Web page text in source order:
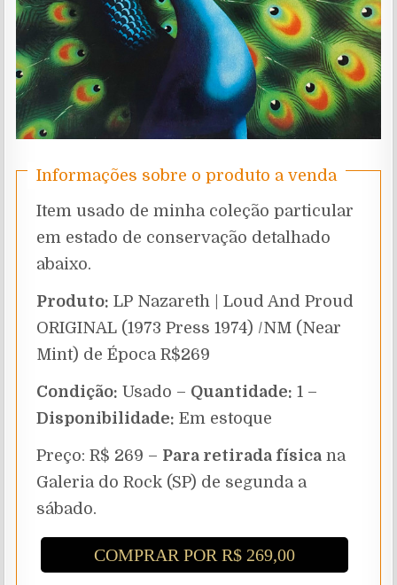
Informações sobre o produto a venda
Item usado de minha coleção particular
em estado de conservação detalhado
abaixo.
Produto: LP Nazareth | Loud And Proud
ORIGINAL (1973 Press 1974) /NM (Near
Mint) de Época R$269
Condição: Usado – Quantidade: 1 –
Disponibilidade: Em estoque
Preço: R$ 269 – Para retirada física na
Galeria do Rock (SP) de segunda a
sábado.
COMPRAR POR R$ 269,00